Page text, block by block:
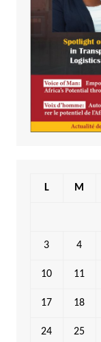
L M
3 4
10 11
17 18
24 25